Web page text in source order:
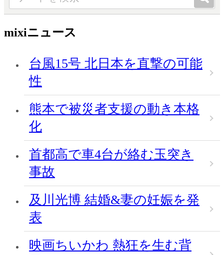
mixiニュース
台風15号 北日本を直撃の可能
性
熊本で被災者支援の動き本格
化
首都高で車4台が絡む玉突き
事故
及川光博 結婚&妻の妊娠を発
表
映画ちいかわ 熱狂を生む背